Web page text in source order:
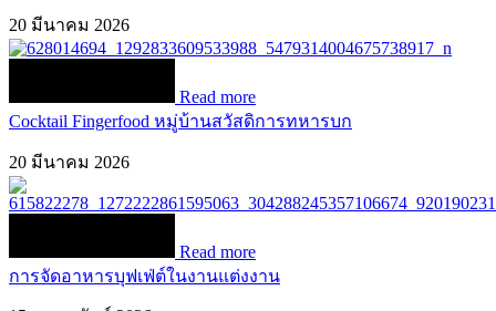
20 มีนาคม 2026
Read more
Cocktail Fingerfood หมู่บ้านสวัสดิการทหารบก
20 มีนาคม 2026
Read more
การจัดอาหารบุฟเฟ่ต์ในงานแต่งงาน